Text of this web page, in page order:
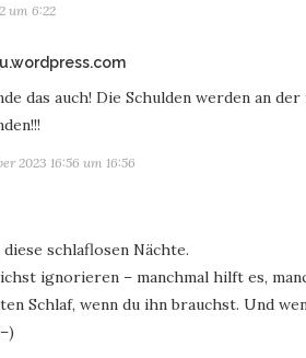
um 6:22
sagt:
das auch! Die Schulden werden an
2023 16:56 um 16:56
schlaflosen Nächte.
ignorieren – manchmal hilft es,
Schlaf, wenn du ihn brauchst. Und